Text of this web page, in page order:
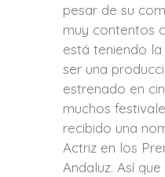
pesar de su
muy contentos
está teniendo
ser una
estrenado en
muchos
recibido una
Actriz en los
Andaluz. Así